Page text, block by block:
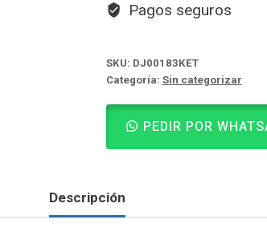
Pagos seguros
SKU: DJ00183KET
Categoría: Sin categorizar
PEDIR POR
Descripción